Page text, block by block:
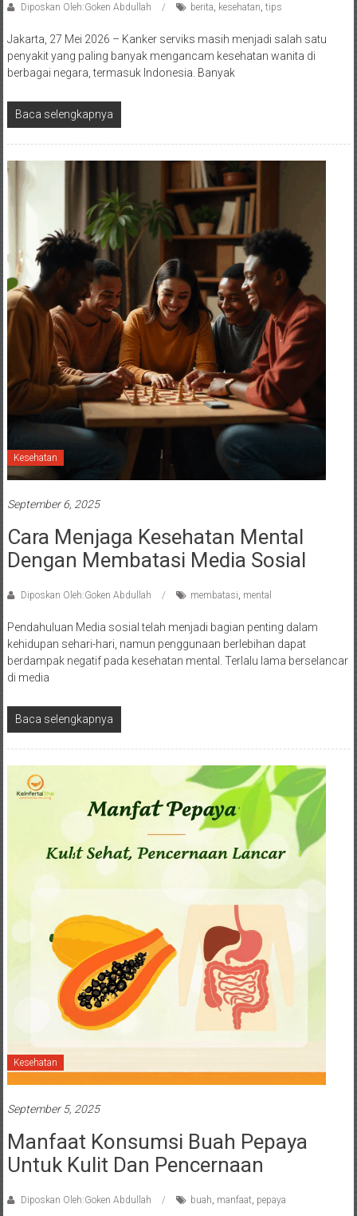
Diposkan Oleh:Goken Abdullah berita kesehatan tips
Jakarta, 27 Mei 2026 – Kanker serviks masih menjadi salah satu
penyakit yang paling banyak mengancam kesehatan wanita di
berbagai negara, termasuk Indonesia. Banyak
Baca selengkapnya
Kesehatan
September 6, 2025
Cara Menjaga Kesehatan Mental
Dengan Membatasi Media Sosial
Diposkan Oleh:Goken Abdullah membatasi mental
Pendahuluan Media sosial telah menjadi bagian penting dalam
kehidupan sehari-hari, namun penggunaan berlebihan dapat
berdampak negatif pada kesehatan mental. Terlalu lama berselancar
di media
Baca selengkapnya
Kesehatan
September 5, 2025
Manfaat Konsumsi Buah Pepaya
Untuk Kulit Dan Pencernaan
Diposkan Oleh:Goken Abdullah buah manfaat pepaya